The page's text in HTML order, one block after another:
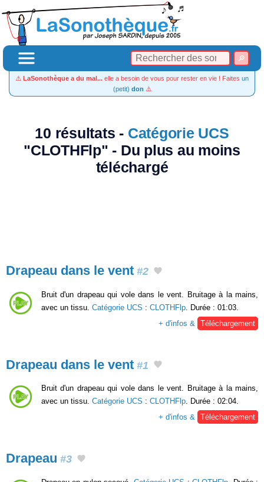
⚠️ LaSonothèque a du mal... elle a besoin de vous pour rester en vie ! Faites un
(petit) don ⚠️
10 résultats - Catégorie UCS
"CLOTHFlp" - Du plus au moins
téléchargé
Drapeau dans le vent #2
Bruit d'un drapeau qui vole dans le vent. Bruitage à la mains,
avec un tissu. Catégorie UCS : CLOTHFlp . Durée : 01:03.
+ d'infos &
Téléchargement
Drapeau dans le vent #1
Bruit d'un drapeau qui vole dans le vent. Bruitage à la mains,
avec un tissu. Catégorie UCS : CLOTHFlp. Durée : 02:04.
+ d'infos & Téléchargement
Drapeau #3